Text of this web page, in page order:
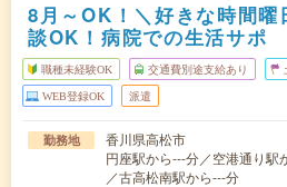
8月～OK！＼好きな時間曜
談OK！病院での生活サポ
職種未経験OK 交通費別途支給あり
WEB登録OK 派遣
勤務地
香川県高松市
円座駅から---分／空港通り駅
／古高松南駅から---分